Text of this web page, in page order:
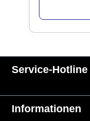
Service-Hotline
Informationen